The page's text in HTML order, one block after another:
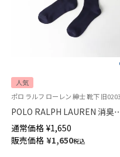
人気
POLO RALPH LAUREN 消臭
工 綿混 ワンポイント刺繍 リブ
クルー丈 メンズソックス 【22-
24cm】 【24-26cm】【26-28cm】
通常価格 ¥1,650
販売価格 ¥1,650税込